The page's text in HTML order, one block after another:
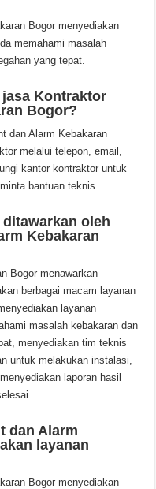
Bogor menyediakan
memahami masalah
yang tepat.
jasa Kontraktor
Bogor?
dan Alarm Kebakaran
melalui telepon, email,
kantor kontraktor untuk
bantuan teknis.
oleh
Kebakaran
Bogor menawarkan
berbagai macam layanan
layanan
masalah kebakaran dan
menyediakan tim teknis
untuk melakukan instalasi,
laporan hasil
dan Alarm
layanan
Bogor menyediakan